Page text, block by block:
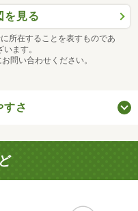
を見る
所在することを表すものであ
ます。
問い合わせください。
さ